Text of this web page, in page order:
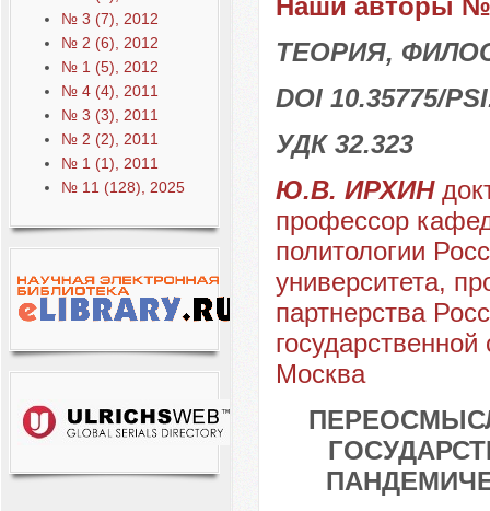
№ 3 (7), 2012
№ 2 (6), 2012
№ 1 (5), 2012
№ 4 (4), 2011
№ 3 (3), 2011
№ 2 (2), 2011
№ 1 (1), 2011
№ 11 (128), 2025
Наши авторы №
ТЕОРИЯ,
DOI 10.35775/
УДК 32.323
Ю.В. ИРХИН
профессор
политологии
университета,
партнерства
Москва